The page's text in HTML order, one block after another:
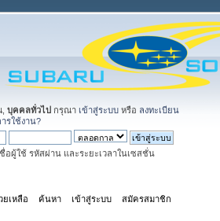
,บุคคลทั่วไป กรุณา เข้าสู่ระบบ หรือ ลงทะเบียน
รใช้งาน?
อผู้ใช้ รหัสผ่าน และระยะเวลาในเซสชั่น
ยเหลือ ค้นหา เข้าสู่ระบบ สมัครสมาชิก